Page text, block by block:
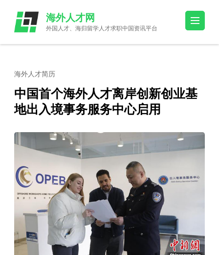
content
(Press
海外人才网
外国人才、海归留学人才求职中国资讯平台
海外人才简历
中国首个海外人才离岸创新创业基
地出入境事务服务中心启用